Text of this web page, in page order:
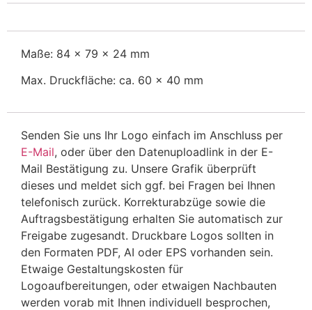
Maße: 84 x 79 x 24 mm
Max. Druckfläche: ca. 60 x 40 mm
Senden Sie uns Ihr Logo einfach im Anschluss per
E-Mail, oder über den Datenuploadlink in der E-
Mail Bestätigung zu. Unsere Grafik überprüft
dieses und meldet sich ggf. bei Fragen bei Ihnen
telefonisch zurück. Korrekturabzüge sowie die
Auftragsbestätigung erhalten Sie automatisch zur
Freigabe zugesandt. Druckbare Logos sollten in
den Formaten PDF, AI oder EPS vorhanden sein.
Etwaige Gestaltungskosten für
Logoaufbereitungen, oder etwaigen Nachbauten
werden vorab mit Ihnen individuell besprochen,